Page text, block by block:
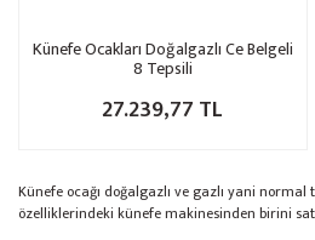
Künefe Ocakları Doğalgazlı Ce Belgeli
8 Tepsili
27.239,77 TL
Künefe ocağı doğalgazlı ve gazlı yani
özelliklerindeki künefe makinesinden birini